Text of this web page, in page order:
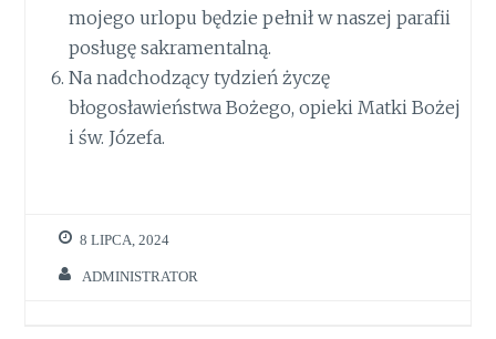
mojego urlopu będzie pełnił w naszej parafii
posługę sakramentalną.
Na nadchodzący tydzień życzę
błogosławieństwa Bożego, opieki Matki Bożej
i św. Józefa.
8 LIPCA, 2024
ADMINISTRATOR